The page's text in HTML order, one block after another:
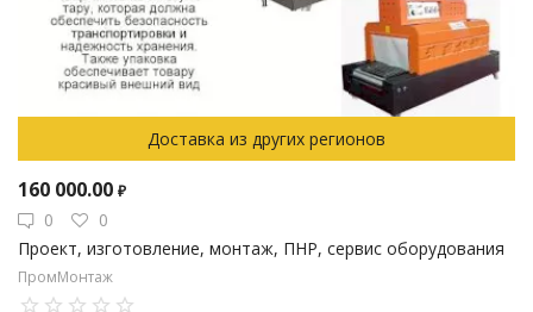
Доставка из других регионов
160 000.00 ₽
0
0
Проект, изготовление, монтаж, ПНР, сервис оборудования
ПромМонтаж